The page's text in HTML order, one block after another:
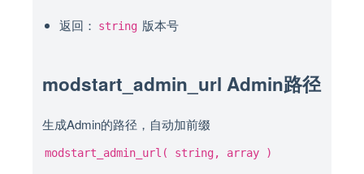
返回： string 版本号
modstart_admin_url Admin路径
生成Admin的路径，自动加前缀
modstart_admin_url( string, array )